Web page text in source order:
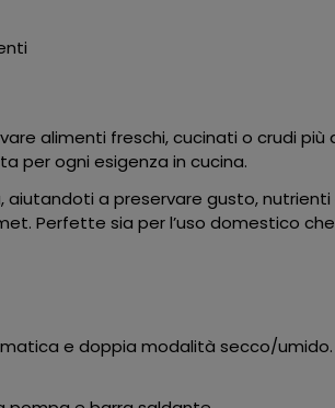
alimenti freschi, cucinati o crudi più
per ogni esigenza in cucina.
a preservare gusto,
Perfette sia per l’uso domestico
e doppia modalità secco/umido.